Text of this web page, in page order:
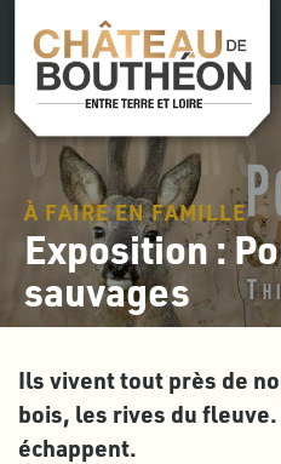
À FAIRE EN FAMILLE
Exposition :
sauvages
Ils vivent tout près de
bois, les rives du
échappent.